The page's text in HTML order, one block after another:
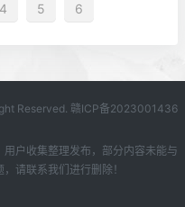
4 5 6
Reserved. 赣ICP备2023001436
户收集整理发布，部分内容未能与
请联系我们进行删除！